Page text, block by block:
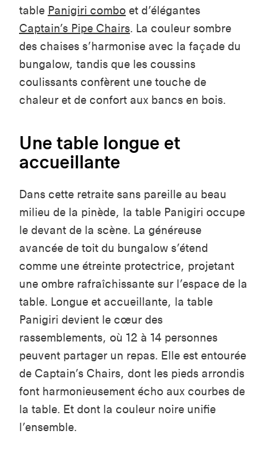
table Panigiri combo et d’élégantes
Captain’s Pipe Chairs. La couleur sombre
des chaises s’harmonise avec la façade du
bungalow, tandis que les coussins
coulissants confèrent une touche de
chaleur et de confort aux bancs en bois.
Une table longue et
accueillante
Dans cette retraite sans pareille au beau
milieu de la pinède, la table Panigiri occupe
le devant de la scène. La généreuse
avancée de toit du bungalow s’étend
comme une étreinte protectrice, projetant
une ombre rafraîchissante sur l’espace de la
table. Longue et accueillante, la table
Panigiri devient le cœur des
rassemblements, où 12 à 14 personnes
peuvent partager un repas. Elle est entourée
de Captain’s Chairs, dont les pieds arrondis
font harmonieusement écho aux courbes de
la table. Et dont la couleur noire unifie
l’ensemble.